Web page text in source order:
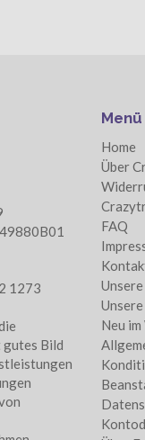
Menü
Home
Über
FAQ
Neu
1273
gutes Bild